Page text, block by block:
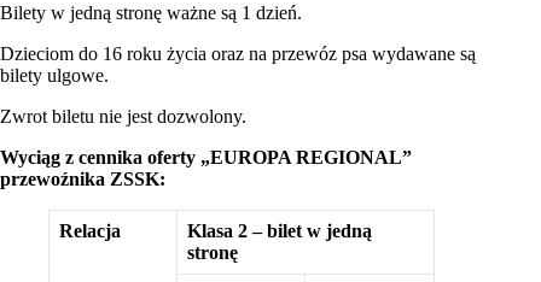
Bilety w jedną stronę ważne są 1 dzień.
Dzieciom do 16 roku życia oraz na przewóz psa wydawane są
bilety ulgowe.
Zwrot biletu nie jest dozwolony.
Wyciąg z cennika oferty „EUROPA REGIONAL”
przewoźnika ZSSK:
Relacja
Klasa 2 – bilet w jedną
stronę